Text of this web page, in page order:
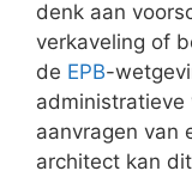
denk aan
verkaveling of
de EPB-
administratieve
aanvragen van
architect kan